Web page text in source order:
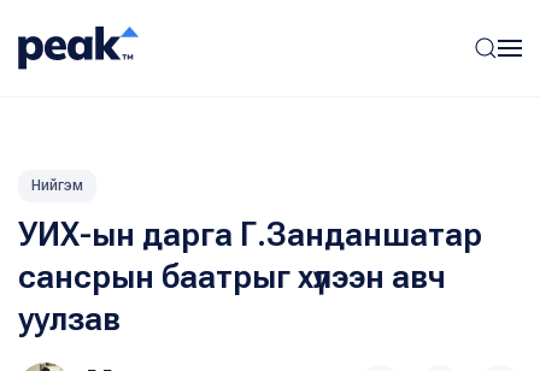
Нийгэм
УИХ-ын дарга Г.Занданшатар
сансрын баатрыг хүлээн авч
уулзав